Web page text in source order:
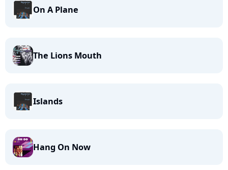
On A Plane
The Lions Mouth
Islands
Hang On Now